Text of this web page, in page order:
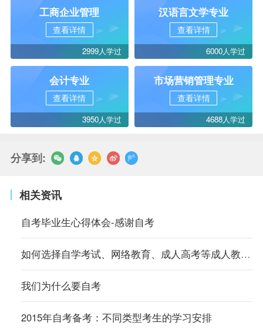
工商企业管理
查看详情
2999人学过
汉语言文学专业
查看详情
6000人学过
会计专业
查看详情
3950人学过
市场营销管理专业
查看详情
4688人学过
分享到:
相关资讯
自考毕业生心得体会-感谢自考
如何选择自学考试、网络教育、成人高考等成人教育？
我们为什么要自考
2015年自考备考：不同类型考生的学习安排